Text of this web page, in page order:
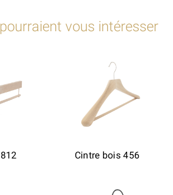
vous intéresser
Cintre bois 456